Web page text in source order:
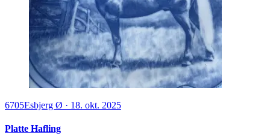
6705Esbjerg Ø · 18. okt. 2025
Platte Hafling